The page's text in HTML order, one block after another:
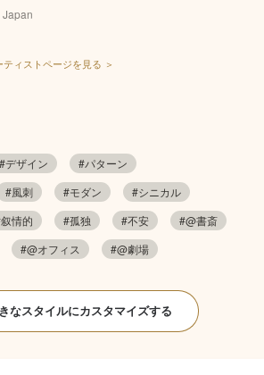
Japan
ティストページを見る ＞
#デザイン
#パターン
#風刺 #モダン
#シニカル
情的 #孤独 #不安
#@書斎
#@オフィス #@劇場
なスタイルにカスタマイズする